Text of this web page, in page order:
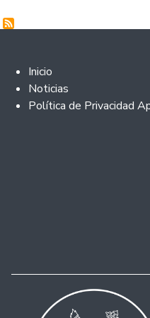
Footer 2
Inicio
Noticias
Política de Privacidad